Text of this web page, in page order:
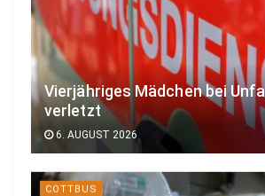
Vierjähriges Mädchen bei
verletzt
6. AUGUST 2026
COTTBUS